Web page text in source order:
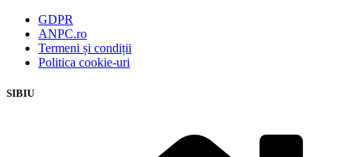
GDPR
ANPC.ro
Termeni și condiții
Politica cookie-uri
SIBIU